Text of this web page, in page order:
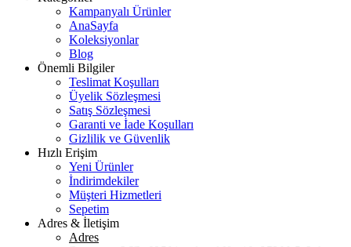
Kampanyalı Ürünler
AnaSayfa
Koleksiyonlar
Blog
Önemli Bilgiler
Teslimat Koşulları
Üyelik Sözleşmesi
Satış Sözleşmesi
Garanti ve İade Koşulları
Gizlilik ve Güvenlik
Hızlı Erişim
Yeni Ürünler
İndirimdekiler
Müşteri Hizmetleri
Sepetim
Adres & İletişim
Adres